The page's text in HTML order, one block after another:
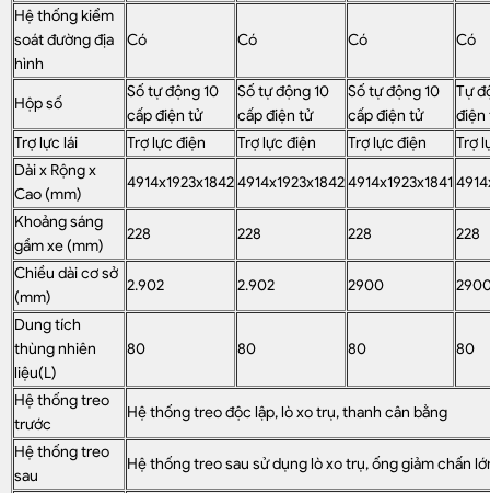
Hệ thống kiểm
soát đường địa
hình
Có Có Có Có
Hộp số
Số tự động 10
cấp điện tử
Số tự động 10
cấp điện tử
Số tự động 10
cấp điện tử
Tự
điện
Trợ lực lái
Trợ lực điện Trợ lực điện Trợ lực điện
Trợ
Dài x Rộng x
Cao (mm)
4914x1923x18424914x1923x18424914x1923x1841
Khoảng sáng
gầm xe (mm)
228 228 228 228
Chiều dài cơ sở
(mm)
2.902 2.902 2900
Dung tích
thùng nhiên
liệu(L)
80 80 80 80
Hệ thống treo
trước
Hệ thống treo độc lập, lò xo trụ, thanh cân bằng
Hệ thống treo
sau
Hệ thống treo sau sử dụng lò xo trụ, ống giảm chấn